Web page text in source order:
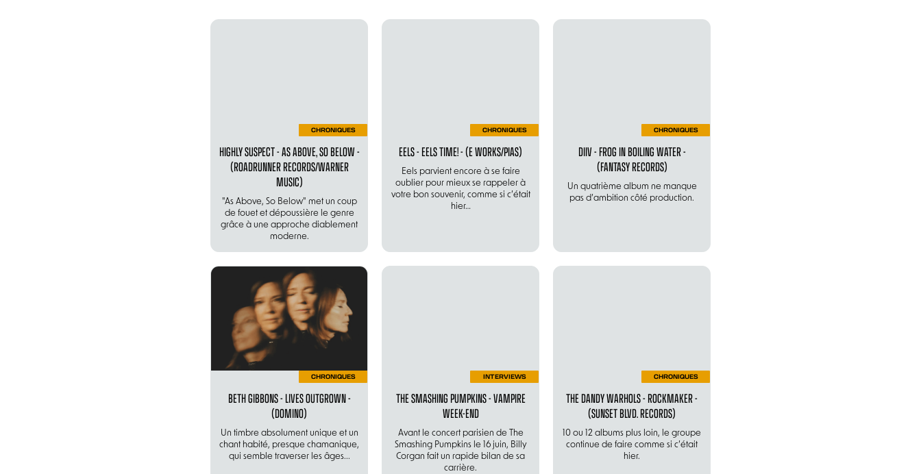
CHRONIQUES
HIGHLY SUSPECT - AS ABOVE, SO BELOW -
(ROADRUNNER RECORDS/WARNER
MUSIC)
"As Above, So Below" met un coup
de fouet et dépoussière le genre
grâce à une approche diablement
moderne.
CHRONIQUES
EELS - EELS TIME! - (E WORKS/PIAS)
Eels parvient encore à se faire
oublier pour mieux se rappeler à
votre bon souvenir, comme si c’était
hier…
CHRONIQUES
DIIV - FROG IN BOILING WATER -
(FANTASY RECORDS)
Un quatrième album ne manque
pas d’ambition côté production.
CHRONIQUES
BETH GIBBONS - LIVES OUTGROWN -
(DOMINO)
Un timbre absolument unique et un
chant habité, presque chamanique,
qui semble traverser les âges...
INTERVIEWS
THE SMASHING PUMPKINS - VAMPIRE
WEEK-END
Avant le concert parisien de The
Smashing Pumpkins le 16 juin, Billy
Corgan fait un rapide bilan de sa
carrière.
CHRONIQUES
THE DANDY WARHOLS - ROCKMAKER -
(SUNSET BLVD. RECORDS)
10 ou 12 albums plus loin, le groupe
continue de faire comme si c’était
hier.